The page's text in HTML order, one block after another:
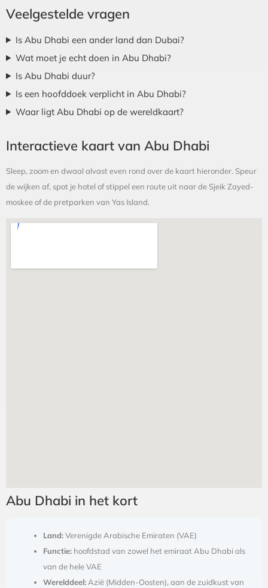
Veelgestelde vragen
Is Abu Dhabi een ander land dan Dubai?
Wat moet je echt doen in Abu Dhabi?
Is Abu Dhabi duur?
Is een hoofddoek verplicht in Abu Dhabi?
Waar ligt Abu Dhabi op de wereldkaart?
Interactieve kaart van Abu Dhabi
Sleep, zoom en dwaal alvast even rond over de kaart hieronder. Speur
de wijken af, spot je hotel of stippel een route uit naar de Sjeik Zayed-
moskee of de pretparken van Yas Island.
Abu Dhabi in het kort
Land:Verenigde Arabische Emiraten (VAE)
Functie: hoofdstad van zowel het emiraat Abu Dhabi als
van de hele VAE
Werelddeel: Azië (Midden-Oosten), aan de zuidkust van